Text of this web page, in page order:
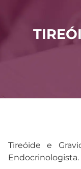
Tireóide e
Endocrinologista.